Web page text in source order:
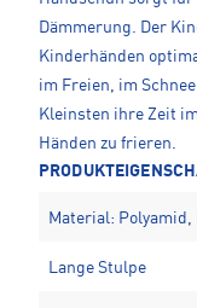
Dämmerung. Der
Kinderhänden
im Freien, im
Kleinsten ihre Zeit
Händen zu frieren.
Material:
Lange Stulpe